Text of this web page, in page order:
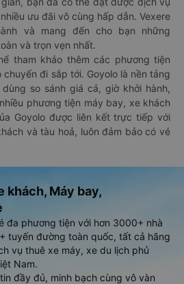
ưu đãi vô cùng hấp dẫn. Vexere
và mang đến cho bạn những
và trọn vẹn nhất.
tham khảo thêm các phương tiện
chuyến đi sắp tới. Goyolo là nền tảng
so sánh giá cả, giờ khởi hành,
phương tiện máy bay, xe khách
Goyolo được liên kết trực tiếp với
và tàu hoả, luôn đảm bảo có vé
khách, Máy bay,
đa phương tiện với hơn 3000+ nhà
tuyến đường toàn quốc, tất cả hãng
vụ thuê xe máy, xe du lịch phủ
Nam.
đầy đủ, minh bạch cùng vô vàn